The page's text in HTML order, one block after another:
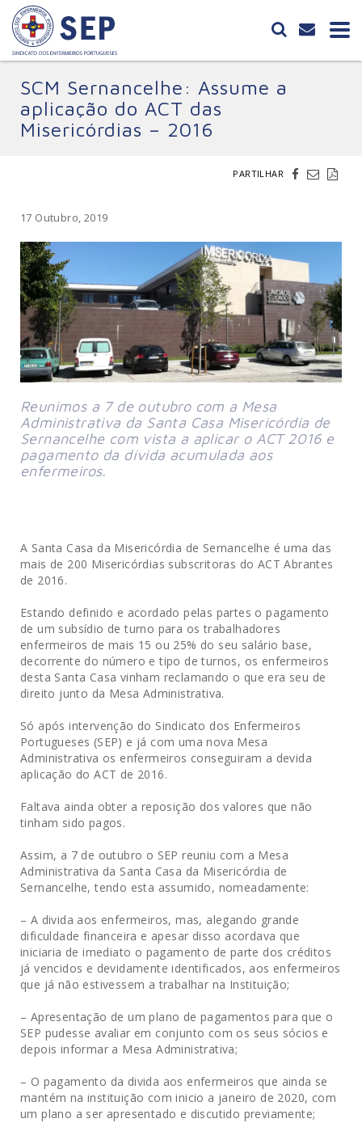
SCM Sernancelhe: Assume a
aplicação do ACT das
Misericórdias – 2016
PARTILHAR
17 Outubro, 2019
Reunimos a 7 de outubro com a Mesa
Administrativa da Santa Casa Misericórdia de
Sernancelhe com vista a aplicar o ACT 2016 e
pagamento da dívida acumulada aos
enfermeiros.
A Santa Casa da Misericórdia de Sernancelhe é uma das
mais de 200 Misericórdias subscritoras do ACT Abrantes
de 2016.
Estando definido e acordado pelas partes o pagamento
de um subsídio de turno para os trabalhadores
enfermeiros de mais 15 ou 25% do seu salário base,
decorrente do número e tipo de turnos, os enfermeiros
desta Santa Casa vinham reclamando o que era seu de
direito junto da Mesa Administrativa.
Só após intervenção do Sindicato dos Enfermeiros
Portugueses (SEP) e já com uma nova Mesa
Administrativa os enfermeiros conseguiram a devida
aplicação do ACT de 2016.
Faltava ainda obter a reposição dos valores que não
tinham sido pagos.
Assim, a 7 de outubro o SEP reuniu com a Mesa
Administrativa da Santa Casa da Misericórdia de
Sernancelhe, tendo esta assumido, nomeadamente:
– A divida aos enfermeiros, mas, alegando grande
dificuldade financeira e apesar disso acordava que
iniciaria de imediato o pagamento de parte dos créditos
já vencidos e devidamente identificados, aos enfermeiros
que já não estivessem a trabalhar na Instituição;
– Apresentação de um plano de pagamentos para que o
SEP pudesse avaliar em conjunto com os seus sócios e
depois informar a Mesa Administrativa;
– O pagamento da divida aos enfermeiros que ainda se
mantém na instituição com inicio a janeiro de 2020, com
um plano a ser apresentado e discutido previamente;